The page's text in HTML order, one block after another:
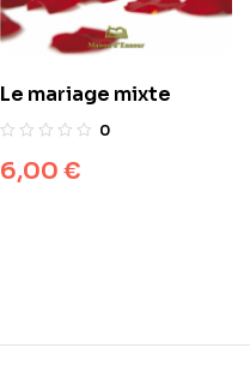
Le mariage mixte
0
6,00 €